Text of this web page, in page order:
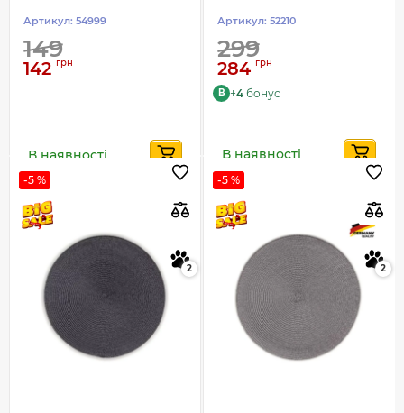
Артикул: 54999
149
142 грн
В наявності
Артикул: 52210
299
284 грн
B +4 бонус
В наявності
-5 %
2
-5 %
2